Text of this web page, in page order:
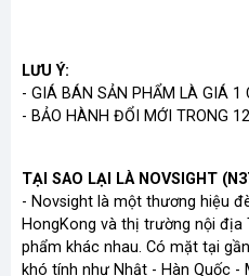
LƯU Ý:
- GIÁ BÁN SẢN PHẨM LÀ GIÁ 1
- BẢO HÀNH ĐỔI MỚI TRONG
TẠI SAO LẠI LÀ NOVSIGHT
- Novsight là một thương hiệu
HongKong và thị trường nội địa
phẩm khác nhau. Có mặt tại
khó tính như Nhật - Hàn Quốc -